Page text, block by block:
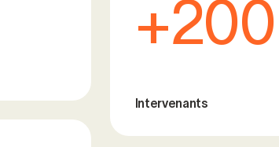
+200
Intervenants